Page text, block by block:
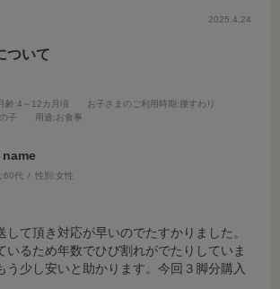
2025.4.24
ついて
齢:4～12カ月頃 お子さまのご利用時期 :腰すわり
子 用途:お食事
:60代 性別:女性
して頂き対応が早いのでたすかりました。
いるため年数でひび割れがでたりしていま
う少し安いと助かります。今回３脚分購入